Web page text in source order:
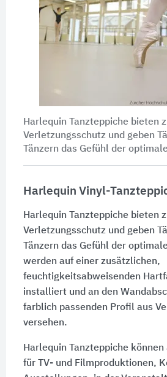
Harlequin Tanzteppiche bieten
Verletzungsschutz und geben
Tänzern das Gefühl der
Harlequin Vinyl-
Harlequin Tanzteppiche bieten
Verletzungsschutz und geben
Tänzern das Gefühl der
werden auf einer zusätzlichen,
feuchtigkeitsabweisenden
installiert und an den
farblich passenden Profil aus
versehen.
Harlequin Tanzteppiche
für TV- und Filmproduktionen,